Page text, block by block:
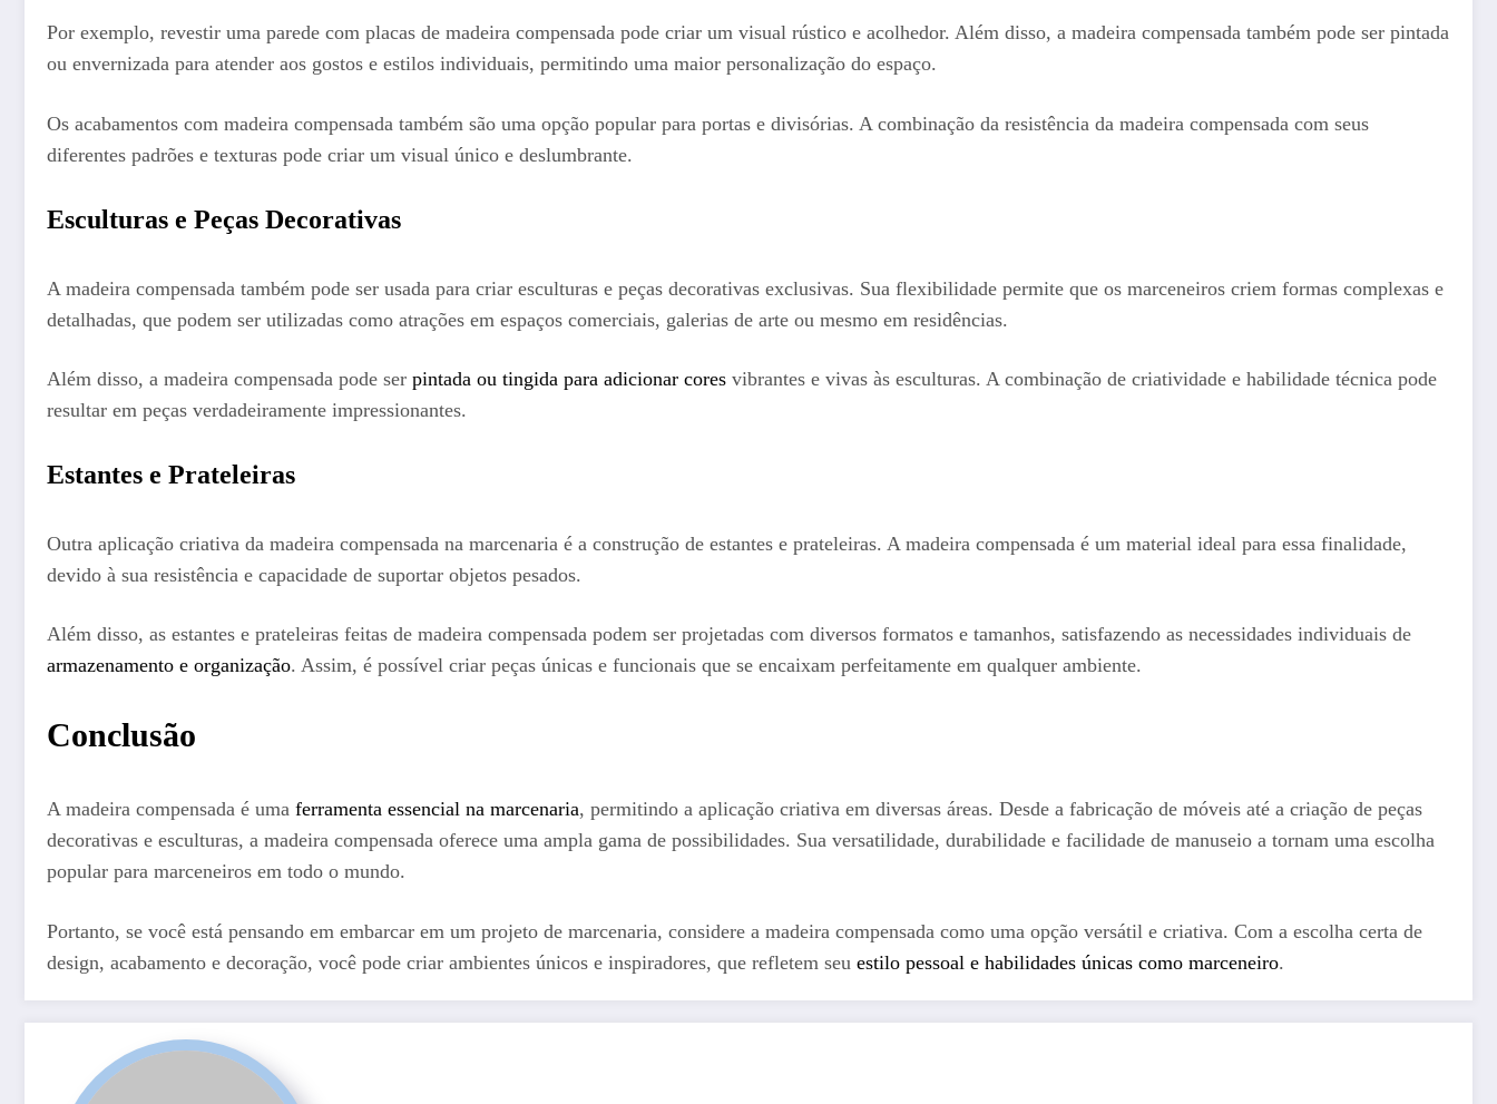
Por exemplo, revestir uma parede com placas de madeira compensada pode criar um visual rústico e acolhedor. Além disso, a madeira compensada também pode ser pintada
ou envernizada para atender aos gostos e estilos individuais, permitindo uma maior personalização do espaço.
Os acabamentos com madeira compensada também são uma opção popular para portas e divisórias. A combinação da resistência da madeira compensada com seus
diferentes padrões e texturas pode criar um visual único e deslumbrante.
Esculturas e Peças Decorativas
A madeira compensada também pode ser usada para criar esculturas e peças decorativas exclusivas. Sua flexibilidade permite que os marceneiros criem formas complexas e
detalhadas, que podem ser utilizadas como atrações em espaços comerciais, galerias de arte ou mesmo em residências.
Além disso, a madeira compensada pode ser pintada ou tingida para adicionar cores vibrantes e vivas às esculturas. A combinação de criatividade e habilidade técnica pode
resultar em peças verdadeiramente impressionantes.
Estantes e Prateleiras
Outra aplicação criativa da madeira compensada na marcenaria é a construção de estantes e prateleiras. A madeira compensada é um material ideal para essa finalidade,
devido à sua resistência e capacidade de suportar objetos pesados.
Além disso, as estantes e prateleiras feitas de madeira compensada podem ser projetadas com diversos formatos e tamanhos, satisfazendo as necessidades individuais de
armazenamento e organização. Assim, é possível criar peças únicas e funcionais que se encaixam perfeitamente em qualquer ambiente.
Conclusão
A madeira compensada é uma ferramenta essencial na marcenaria, permitindo a aplicação criativa em diversas áreas. Desde a fabricação de móveis até a criação de peças
decorativas e esculturas, a madeira compensada oferece uma ampla gama de possibilidades. Sua versatilidade, durabilidade e facilidade de manuseio a tornam uma escolha
popular para marceneiros em todo o mundo.
Portanto, se você está pensando em embarcar em um projeto de marcenaria, considere a madeira compensada como uma opção versátil e criativa. Com a escolha certa de
design, acabamento e decoração, você pode criar ambientes únicos e inspiradores, que refletem seu estilo pessoal e habilidades únicas como marceneiro.